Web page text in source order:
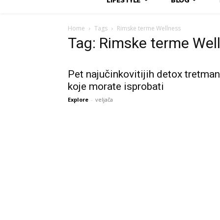
Home Tags Rimske terme Wellness
Tag: Rimske terme
Pet najučinkovitijih detox
koje morate isprobati
Explore - veljača